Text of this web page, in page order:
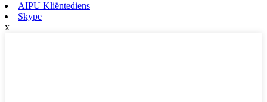
AIPU Kliëntediens
Skype
x